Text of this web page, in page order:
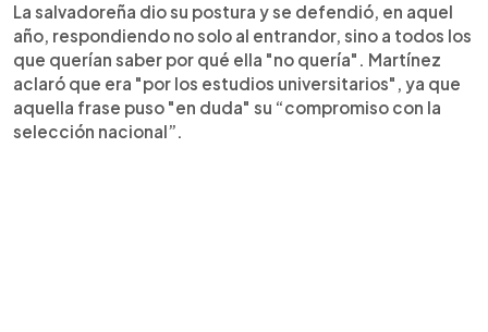
La salvadoreña dio su postura y se defendió, en aquel
año, respondiendo no solo al entrandor, sino a todos los
que querían saber por qué ella "no quería". Martínez
aclaró que era "por los estudios universitarios", ya que
aquella frase puso "en duda" su “compromiso con la
selección nacional”.